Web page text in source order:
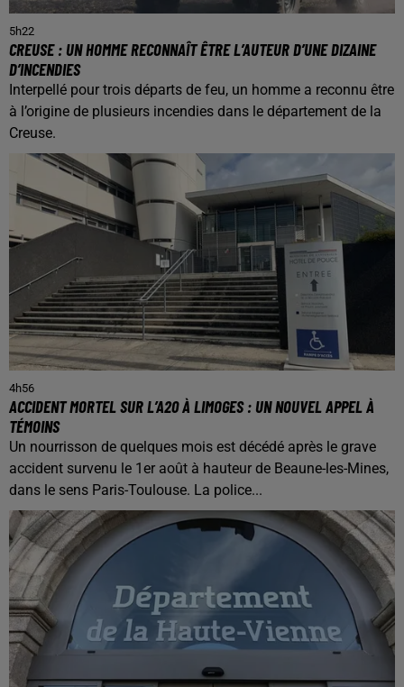
5h22
CREUSE : UN HOMME RECONNAÎT ÊTRE L’AUTEUR D’UNE DIZAINE
D’INCENDIES
Interpellé pour trois départs de feu, un homme a reconnu être
à l’origine de plusieurs incendies dans le département de la
Creuse.
4h56
ACCIDENT MORTEL SUR L’A20 À LIMOGES : UN NOUVEL APPEL À
TÉMOINS
Un nourrisson de quelques mois est décédé après le grave
accident survenu le 1er août à hauteur de Beaune-les-Mines,
dans le sens Paris-Toulouse. La police...